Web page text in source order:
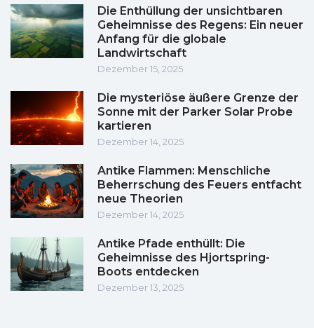
Die Enthüllung der unsichtbaren
Geheimnisse des Regens: Ein neuer
Anfang für die globale
Landwirtschaft
Dezember 15, 2025
Die mysteriöse äußere Grenze der
Sonne mit der Parker Solar Probe
kartieren
Dezember 14, 2025
Antike Flammen: Menschliche
Beherrschung des Feuers entfacht
neue Theorien
Dezember 14, 2025
Antike Pfade enthüllt: Die
Geheimnisse des Hjortspring-
Boots entdecken
Dezember 13, 2025